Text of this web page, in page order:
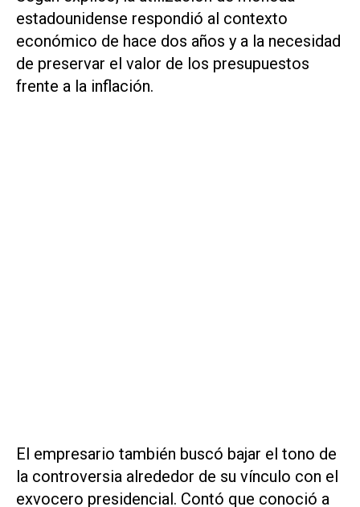
estadounidense respondió al contexto
económico de hace dos años y a la necesidad
de preservar el valor de los presupuestos
frente a la inflación.
El empresario también buscó bajar el tono de
la controversia alrededor de su vínculo con el
exvocero presidencial. Contó que conoció a